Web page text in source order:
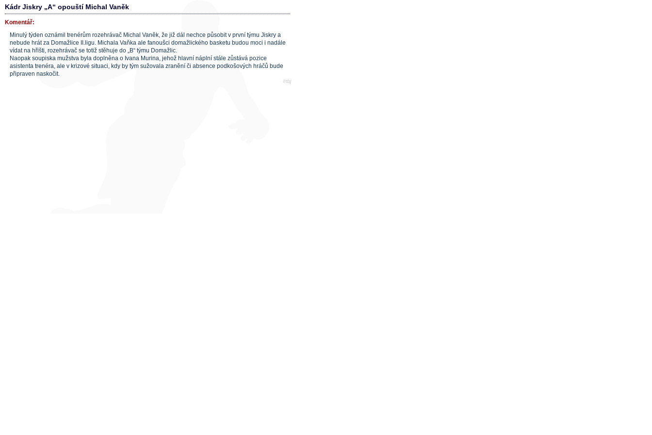
Kádr Jiskry „A“ opouští Michal Vaněk
Komentář:
Minulý týden oznámil trenérům rozehrávač Michal Vaněk, že již dál nechce působit v první týmu Jiskry a
nebude hrát za Domažlice II.ligu. Michala Vaňka ale fanoušci domažlického basketu budou moci i nadále
vídat na hřišti, rozehrávač se totiž stěhuje do „B“ týmu Domažlic.
Naopak soupiska mužstva byla doplněna o Ivana Murina, jehož hlavní náplní stále zůstává pozice
asistenta trenéra, ale v krizové situaci, kdy by tým sužovala zranění či absence podkošových hráčů bude
připraven naskočit.
#tbj